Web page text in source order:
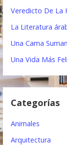
ó
n
d
n
Veredicto De La
La Literatura
Una Cama
Una Vida Más
Categorías
Animales
Arquitectura